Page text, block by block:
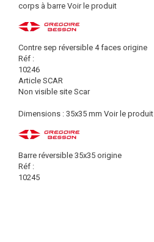
corps à barre Voir le produit
Contre sep réversible 4 faces origine
Réf :
10246
Article SCAR
Non visible site Scar
Dimensions : 35x35 mm Voir le produit
Barre réversible 35x35 origine
Réf :
10245